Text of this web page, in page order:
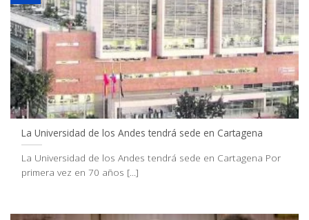
La Universidad de los Andes tendrá sede en Cartagena
La Universidad de los Andes tendrá sede en Cartagena Por
primera vez en 70 años [...]